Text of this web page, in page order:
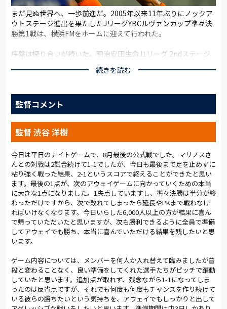
まだ見ぬ世界へ、一歩前進だ。2005年以来11年ぶりにノックア
ウトステージ進出を果たしたJリーグYBCルヴァンカップ準々決
勝第1戦は、横浜FMをホームに迎えて行われた。
序盤は探り合いが続いた。明治安田生命J1リーグ 2ndステージ
るため、連係を取るのに時間が掛かった印象だ。しかし、その
だ。
6/11・新潟戦以来となる先発で「相当、気合いが入っていた」
と話した背番号15は、周囲へ指示を積極的に飛ばして展開を改
善。普段、中盤のサポートに下りるプレーの多いFW家長に対し
ても、前に残ってほしいと注文した。大山は「中盤まではスムー
ズに展開できていたので、アキさんには、相手が一番怖がる最
終ラインとの勝負をしてほしかった」と理由を話した。
狙いは、23分に実を結んだ。家長が相手最終ラインの抜け出し
を狙ったところへ、大山がロングパス。「自分がいたスペースに
走って来る選手は見えていた」という家長がヘディングで後方へ
ボールを残すと、マテウスが走り込んで相手との競り合いを制し
た。そして、パスフェイクで相手の股を抜くと、鮮やかな弧を描
くミドルシュートでゴールネットを揺らした。
マテウスは序盤から、精力的なプレスバックで何度も相手ボー
ルを奪って守備でも貢献。そのたびに沸いた声援に対して「み
んなの大きな声援が励みになった」と、後押しされるかのよう
に勢いのあるプレーを持続させた。先制後は、改善されたチー
ム全体の連係面で相手を圧倒。右サイドバックの渡部のクロス
からFW江坂のヘディングシュート、大山が蹴ったFKのこぼれ球
続きを読む
監督コメント
監督 渋谷 洋樹
今日は平日のナイトゲームで、8月最後の公式戦でした。マリノスさ
んとの対戦は2試合続けて1-1でしたが、今日も最後まで足を止めずに
粘り強く戦った結果、2-1というスコアで終えることができたと思い
ます。最後の1点が、次のアウェイゲームに向かっていくための本当
に大きな1点になりました。1失点していますし、準々決勝は半分が終
わっただけですから、次で敗れてしまったら延長やPKまで戦わなけ
ればいけなくなります。今日いらした6,000人以上の方が結果に喜ん
で帰っていただいたと思いますが、次も勝利できるように全員で準備
してアウェイでも勝ち、本当に喜んでいただける結果を残したいと思
います。
ゲーム内容については、メンバーを何人か入れ替えて臨みましたが普
段と変わることなく、良い準備をしてくれた選手たちがピッチで躍動
していたと思います。追加点が取れず、残念ながら1-1になってしま
ったのは反省点ですが、それでも何度も何度もチャンスを作り続けて
いる彼らの勝ちたいという気持ちを、アウェイでもしっかりと出して